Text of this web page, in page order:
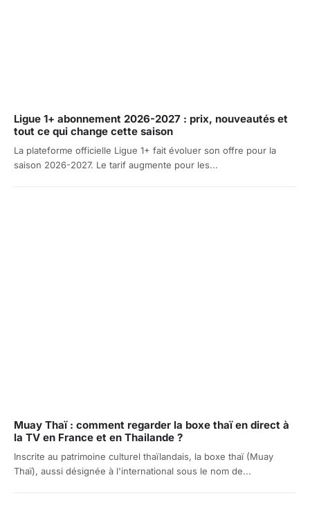
Ligue 1+ abonnement 2026-2027 : prix, nouveautés et
tout ce qui change cette saison
La plateforme officielle Ligue 1+ fait évoluer son offre pour la
saison 2026-2027. Le tarif augmente pour les...
Muay Thaï : comment regarder la boxe thaï en direct à
la TV en France et en Thailande ?
Inscrite au patrimoine culturel thaïlandais, la boxe thaï (Muay
Thaï), aussi désignée à l'international sous le nom de...